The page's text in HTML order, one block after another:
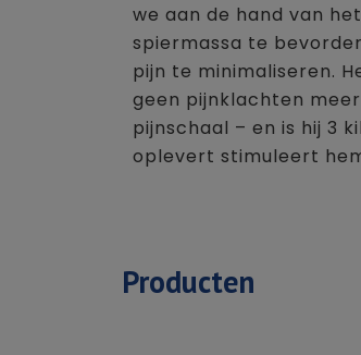
we aan de hand van
spiermassa te
pijn te minimaliseren.
geen pijnklachten
pijnschaal – en is hij 3
oplevert stimuleert
Producten